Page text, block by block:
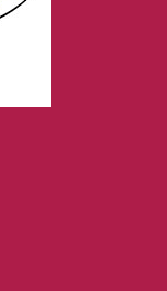
le compte